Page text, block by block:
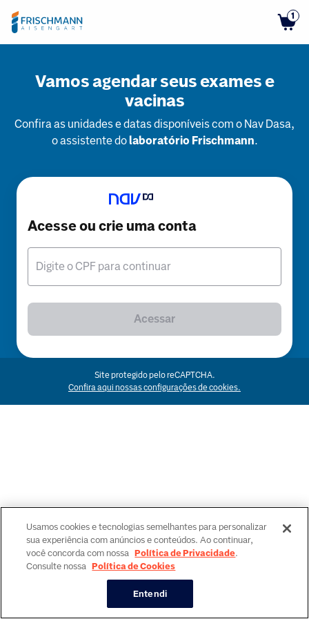
1
Vamos agendar seus exames e
vacinas
Confira as unidades e datas disponíveis com o Nav Dasa,
o assistente dolaboratório Frischmann.
Acesse ou crie uma conta
Digite o CPF para continuar
Acessar
Site protegido pelo reCAPTCHA.
Confira aqui nossas configurações de cookies.
Usamos cookies e tecnologias semelhantes para personalizar
sua experiência com anúncios e conteúdos. Ao continuar,
você concorda com nossa Política de Privacidade.
Consulte nossa Política de Cookies
Entendi